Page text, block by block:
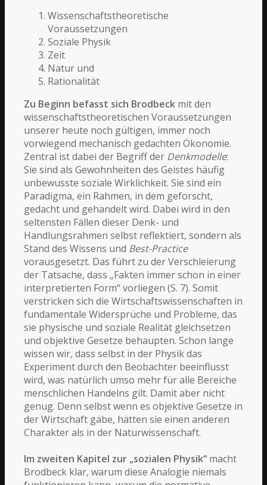
Wissenschaftstheoretische
Voraussetzungen
Soziale Physik
Zeit
Natur und
Rationalität
Zu Beginn befasst sich Brodbeck mit den
wissenschaftstheoretischen Voraussetzungen
unserer heute noch gültigen, immer noch
vorwiegend mechanisch gedachten Ökonomie.
Zentral ist dabei der Begriff der Denkmodelle:
Sie sind als Gewohnheiten des Geistes häufig
unbewusste soziale Wirklichkeit. Sie sind ein
Paradigma, ein Rahmen, in dem geforscht,
gedacht und gehandelt wird. Dabei wird in den
seltensten Fällen dieser Denk- und
Handlungsrahmen selbst reflektiert, sondern als
Stand des Wissens und Best-Practice
vorausgesetzt. Das führt zu der Verschleierung
der Tatsache, dass „Fakten immer schon in einer
interpretierten Form“ vorliegen (S. 7). Somit
verstricken sich die Wirtschaftswissenschaften in
fundamentale Widersprüche und Probleme, das
sie physische und soziale Realität gleichsetzen
und objektive Gesetze behaupten. Schon lange
wissen wir, dass selbst in der Physik das
Experiment durch den Beobachter beeinflusst
wird, was natürlich umso mehr für alle Bereiche
menschlichen Handelns gilt. Damit aber nicht
genug. Denn selbst wenn es objektive Gesetze in
der Wirtschaft gäbe, hätten sie einen anderen
Charakter als in der Naturwissenschaft.
Im zweiten Kapitel zur „sozialen Physik“ macht
Brodbeck klar, warum diese Analogie niemals